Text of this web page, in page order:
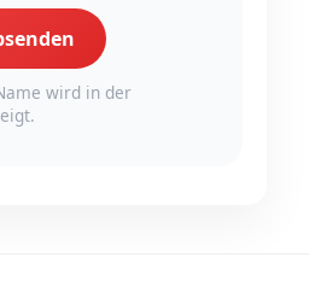
wird in der